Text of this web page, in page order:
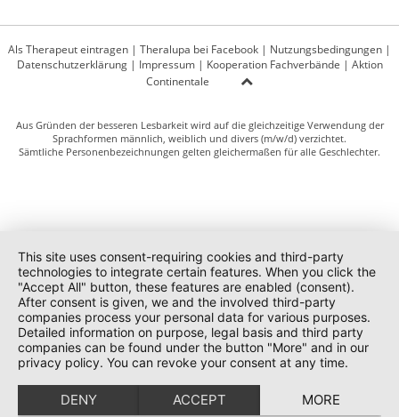
Als Therapeut eintragen | Theralupa bei Facebook | Nutzungsbedingungen |
Datenschutzerklärung| Impressum| Kooperation Fachverbände | Aktion
Continentale
Aus Gründen der besseren Lesbarkeit wird auf die gleichzeitige Verwendung der
Sprachformen männlich, weiblich und divers (m/w/d) verzichtet.
Sämtliche Personenbezeichnungen gelten gleichermaßen für alle Geschlechter.
This site uses consent-requiring cookies and third-party
technologies to integrate certain features. When you click the
"Accept All" button, these features are enabled (consent).
After consent is given, we and the involved third-party
companies process your personal data for various purposes.
Detailed information on purpose, legal basis and third party
companies can be found under the button "More" and in our
privacy policy. You can revoke your consent at any time.
DENY ACCEPT MORE